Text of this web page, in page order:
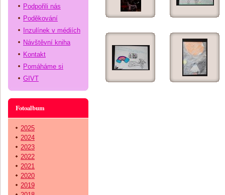
Podpořili nás
Poděkování
Inzulínek v médiích
Návštěvní kniha
Kontakt
Pomáháme si
GIVT
Fotoalbum
2025
2024
2023
2022
2021
2020
2019